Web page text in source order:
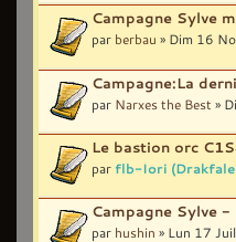
Campagne Sylve
par berbau » Dim 16
Campagne:La
par Narxes the Best »
Le bastion orc
parflb-Iori
Campagne Sylve
par hushin » Lun 17